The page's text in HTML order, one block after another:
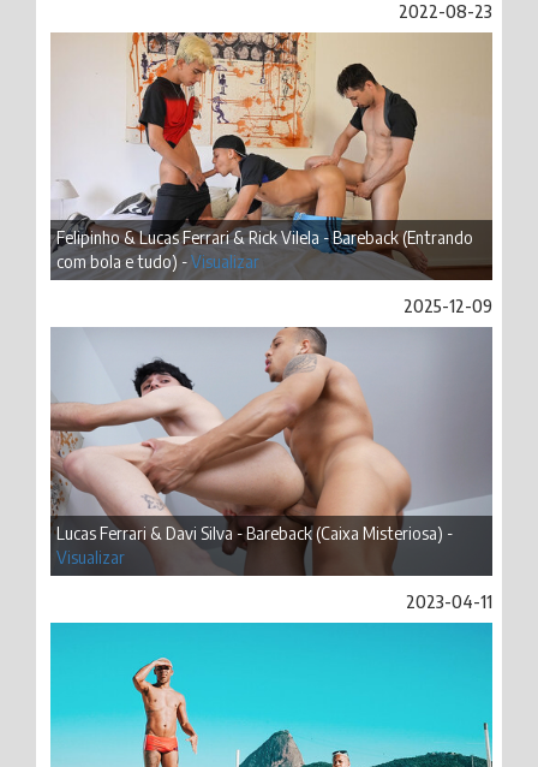
2022-08-23
Felipinho & Lucas Ferrari & Rick Vilela - Bareback (Entrando
com bola e tudo) -Visualizar
2025-12-09
Lucas Ferrari & Davi Silva - Bareback (Caixa Misteriosa) -
Visualizar
2023-04-11